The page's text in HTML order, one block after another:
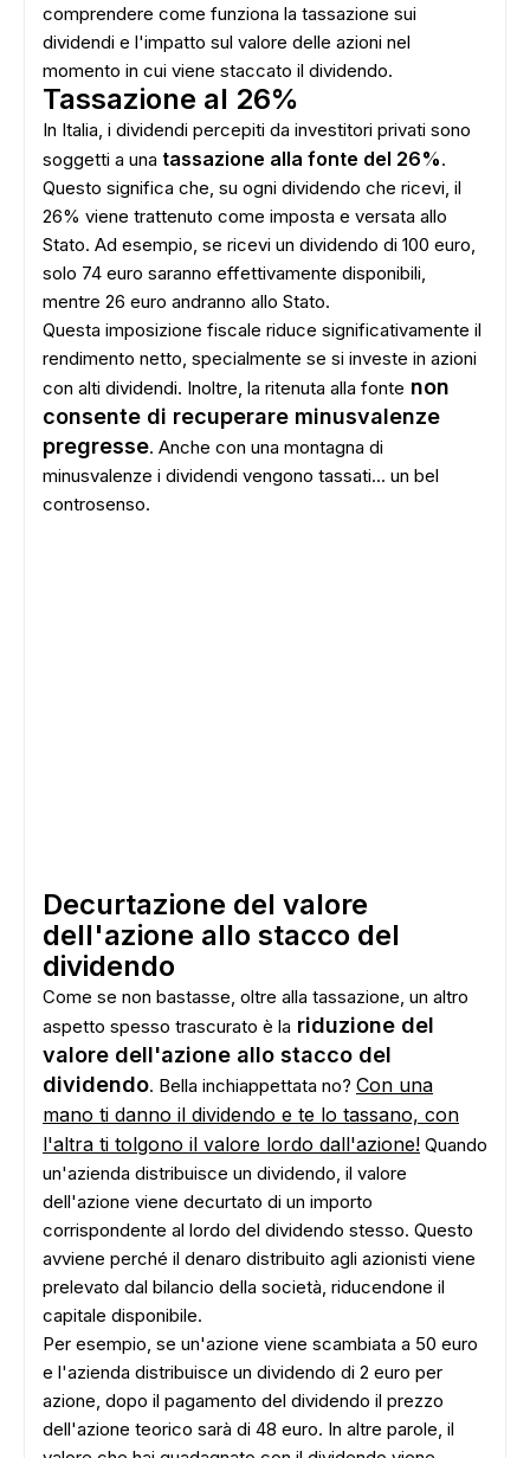
comprendere come funziona la tassazione sui
dividendi e l'impatto sul valore delle azioni nel
momento in cui viene staccato il dividendo.
Tassazione al 26%
In Italia, i dividendi percepiti da investitori privati sono
soggetti a una tassazione alla fonte del 26%.
Questo significa che, su ogni dividendo che ricevi, il
26% viene trattenuto come imposta e versata allo
Stato. Ad esempio, se ricevi un dividendo di 100 euro,
solo 74 euro saranno effettivamente disponibili,
mentre 26 euro andranno allo Stato.
Questa imposizione fiscale riduce significativamente il
rendimento netto, specialmente se si investe in azioni
con alti dividendi. Inoltre, la ritenuta alla fonte non
consente di recuperare minusvalenze
pregresse. Anche con una montagna di
minusvalenze i dividendi vengono tassati... un bel
controsenso.
Decurtazione del valore
dell'azione allo stacco del
dividendo
Come se non bastasse, oltre alla tassazione, un altro
aspetto spesso trascurato è la riduzione del
valore dell'azione allo stacco del
dividendo. Bella inchiappettata no? Con una
mano ti danno il dividendo e te lo tassano, con
l'altra ti tolgono il valore lordo dall'azione! Quando
un'azienda distribuisce un dividendo, il valore
dell'azione viene decurtato di un importo
corrispondente al lordo del dividendo stesso. Questo
avviene perché il denaro distribuito agli azionisti viene
prelevato dal bilancio della società, riducendone il
capitale disponibile.
Per esempio, se un'azione viene scambiata a 50 euro
e l'azienda distribuisce un dividendo di 2 euro per
azione, dopo il pagamento del dividendo il prezzo
dell'azione teorico sarà di 48 euro. In altre parole, il